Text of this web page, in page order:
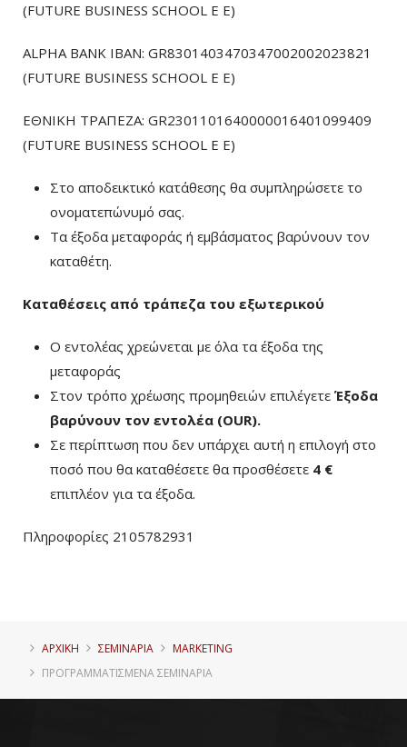
(FUTURE BUSINESS SCHOOL E E)
ALPHA BANK IBAN: GR8301403470347002002023821
(FUTURE BUSINESS SCHOOL E E)
ΕΘΝΙΚΗ ΤΡΑΠΕΖΑ: GR2301101640000016401099409
(FUTURE BUSINESS SCHOOL E E)
Στο αποδεικτικό κατάθεσης θα συμπληρώσετε το
ονοματεπώνυμό σας.
Τα έξοδα μεταφοράς ή εμβάσματος βαρύνουν τον
καταθέτη.
Καταθέσεις από τράπεζα του εξωτερικού
Ο εντολέας χρεώνεται με όλα τα έξοδα της
μεταφοράς
Στον τρόπο χρέωσης προμηθειών επιλέγετε Έξοδα
βαρύνουν τον εντολέα (ΟUR).
Σε περίπτωση που δεν υπάρχει αυτή η επιλογή στο
ποσό που θα καταθέσετε θα προσθέσετε 4 €
επιπλέον για τα έξοδα.
Πληροφορίες 2105782931
ΑΡΧΙΚΗ ΣΕΜΙΝΑΡΙΑ
MARKETING
ΠΡΟΓΡΑΜΜΑΤΙΣΜΈΝΑ ΣΕΜΙΝΆΡΙΑ